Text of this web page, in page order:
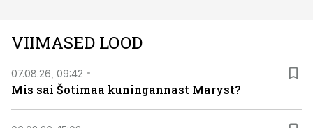
VIIMASED LOOD
07.08.26, 09:42
Mis sai Šotimaa kuningannast Maryst?